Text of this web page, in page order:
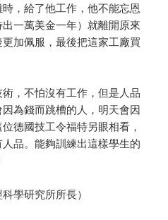
，給了他工作，他不能忘恩
一萬美金一年）就離開原來
加佩服，最後把這家工廠買
，不怕沒有工作，但是人品
為錢而跳槽的人，明天會因
德國技工令福特另眼相看，
品。能夠訓練出這樣學生的
學研究所所長）